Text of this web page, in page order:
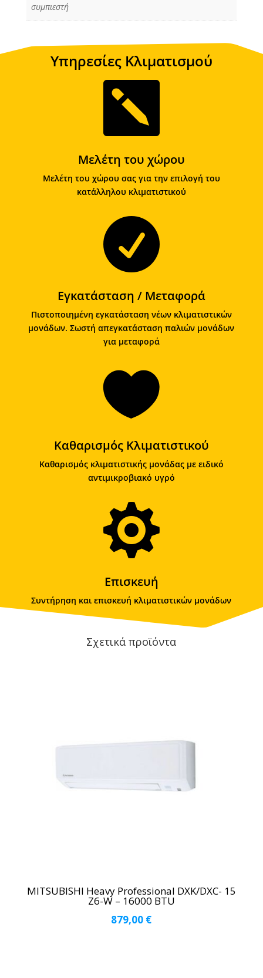
συμπιεστή
Υπηρεσίες Κλιματισμού

Μελέτη του χώρου
Μελέτη του χώρου σας για την επιλογή του
κατάλληλου κλιματιστικού

Εγκατάσταση / Μεταφορά
Πιστοποιημένη εγκατάσταση νέων κλιματιστικών
μονάδων. Σωστή απεγκατάσταση παλιών μονάδων
για μεταφορά

Καθαρισμός Κλιματιστικού
Καθαρισμός κλιματιστικής μονάδας με ειδικό
αντιμικροβιακό υγρό

Επισκευή
Συντήρηση και επισκευή κλιματιστικών μονάδων
Σχετικά προϊόντα
MITSUBISHI Heavy Professional DXK/DXC- 15
Z6-W – 16000 BTU
879,00 €